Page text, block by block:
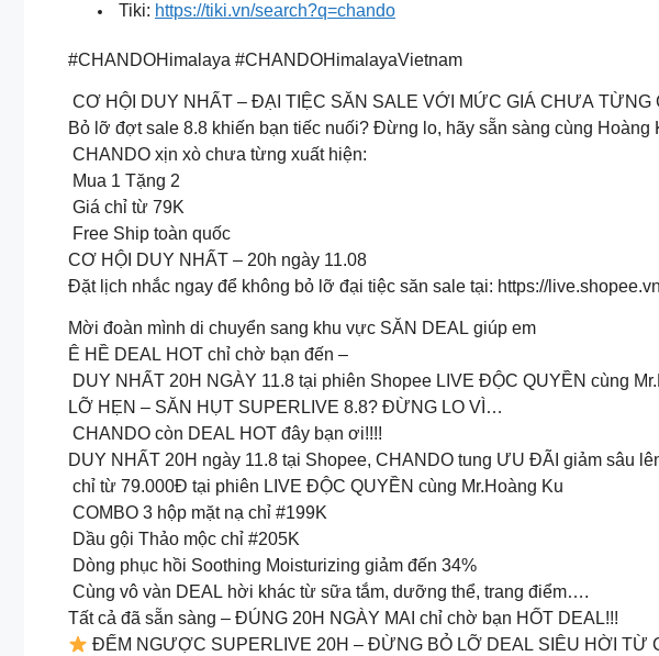
Tiki: https://tiki.vn/search?q=chando
#CHANDOHimalaya #CHANDOHimalayaVietnam
CƠ HỘI DUY NHẤT – ĐẠI TIỆC SĂN SALE VỚI MỨC GIÁ CHƯA TỪNG
Bỏ lỡ đợt sale 8.8 khiến bạn tiếc nuối? Đừng lo, hãy sẵn sàng cùng
CHANDO xịn xò chưa từng xuất hiện:
Mua 1 Tặng 2
Giá chỉ từ 79K
Free Ship toàn quốc
CƠ HỘI DUY NHẤT – 20h ngày 11.08
Đặt lịch nhắc ngay để không bỏ lỡ đại tiệc săn sale tại: https://
Mời đoàn mình di chuyển sang khu vực SĂN DEAL giúp em
Ê HỀ DEAL HOT chỉ chờ bạn đến –
DUY NHẤT 20H NGÀY 11.8 tại phiên Shopee LIVE ĐỘC QUYỀN cùng
LỠ HẸN – SĂN HỤT SUPERLIVE 8.8? ĐỪNG LO VÌ…
CHANDO còn DEAL HOT đây bạn ơi!!!!
DUY NHẤT 20H ngày 11.8 tại Shopee, CHANDO tung ƯU ĐÃI giảm sâu
chỉ từ 79.000Đ tại phiên LIVE ĐỘC QUYỀN cùng Mr.Hoàng Ku
COMBO 3 hộp mặt nạ chỉ #199K
Dầu gội Thảo mộc chỉ #205K
Dòng phục hồi Soothing Moisturizing giảm đến 34%
Cùng vô vàn DEAL hời khác từ sữa tắm, dưỡng thể, trang điểm….
Tất cả đã sẵn sàng – ĐÚNG 20H NGÀY MAI chỉ chờ bạn HỐT DEAL!!!
ĐẾM NGƯỢC SUPERLIVE 20H – ĐỪNG BỎ LỠ DEAL SIÊU HỜI TỪ